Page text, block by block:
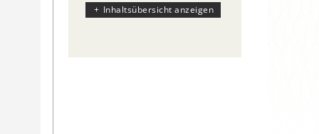
Inhaltsübersicht anzeigen